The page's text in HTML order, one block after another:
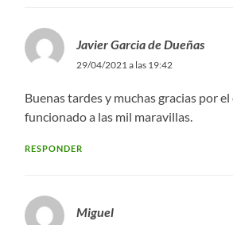
Javier Garcia de Dueñas
29/04/2021 a las 19:42
Buenas tardes y muchas gracias por
funcionado a las mil maravillas.
RESPONDER
Miguel